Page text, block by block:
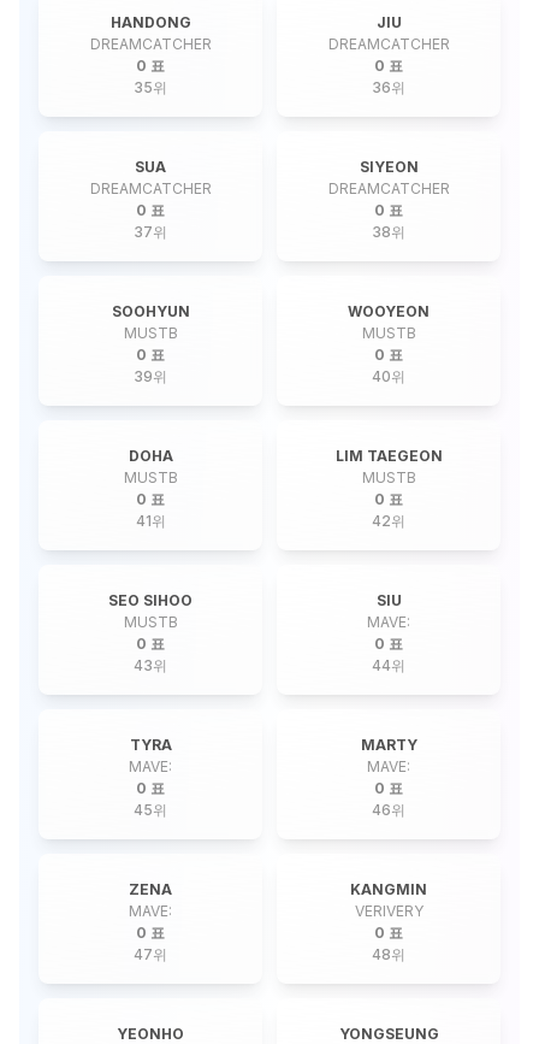
HANDONG
DREAMCATCHER
0 표
35위
JIU
DREAMCATCHER
0 표
36위
SUA
DREAMCATCHER
0 표
37위
SIYEON
DREAMCATCHER
0 표
38위
SOOHYUN
MUSTB
0 표
39위
WOOYEON
MUSTB
0 표
40위
DOHA
MUSTB
0 표
41위
LIM TAEGEON
MUSTB
0 표
42위
SEO SIHOO
MUSTB
0 표
43위
SIU
MAVE:
0 표
44위
TYRA
MAVE:
0 표
45위
MARTY
MAVE:
0 표
46위
ZENA
MAVE:
0 표
47위
KANGMIN
VERIVERY
0 표
48위
YEONHO
YONGSEUNG